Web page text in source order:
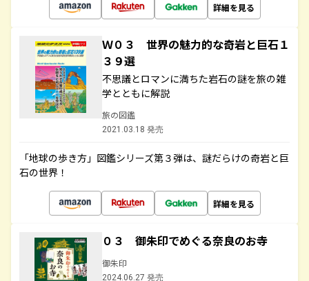
詳細を見る
Ｗ０３ 世界の魅力的な奇岩と巨石１
３９選
不思議とロマンに満ちた岩石の謎を旅の雑
学とともに解説
旅の図鑑
2021.03.18 発売
「地球の歩き方」図鑑シリーズ第３弾は、謎だらけの奇岩と巨
石の世界！
詳細を見る
０３ 御朱印でめぐる奈良のお寺
御朱印
2024.06.27 発売